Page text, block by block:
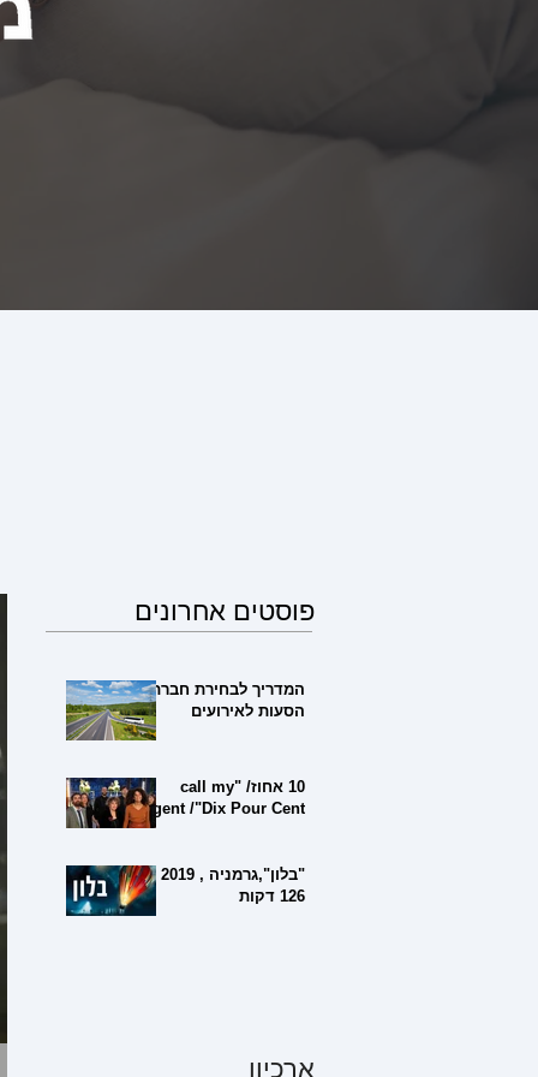
פוסטים אחרונים
המדריך לבחירת חברת
הסעות לאירועים
10 אחוז/ "call my
agent /"Dix Pour Cent
"בלון",גרמניה , 2019 ,
126 דקות
ארכיון